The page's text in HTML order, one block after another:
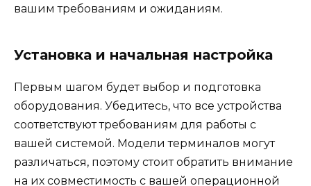
вашим требованиям и ожиданиям.
Установка и начальная настройка
Первым шагом будет выбор и подготовка
оборудования. Убедитесь, что все устройства
соответствуют требованиям для работы с
вашей системой. Модели терминалов могут
различаться, поэтому стоит обратить внимание
на их совместимость с вашей операционной